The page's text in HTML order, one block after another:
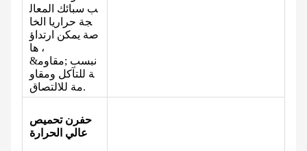
ب سبائك المعال
جة حراريا الخا
صة يمكن ارتداؤ
ها ،
&نبسب ;مقاوم
ة للتآكل ومقاو
مة للالتصاق.
حفرن تحميص
عالي الحرارة